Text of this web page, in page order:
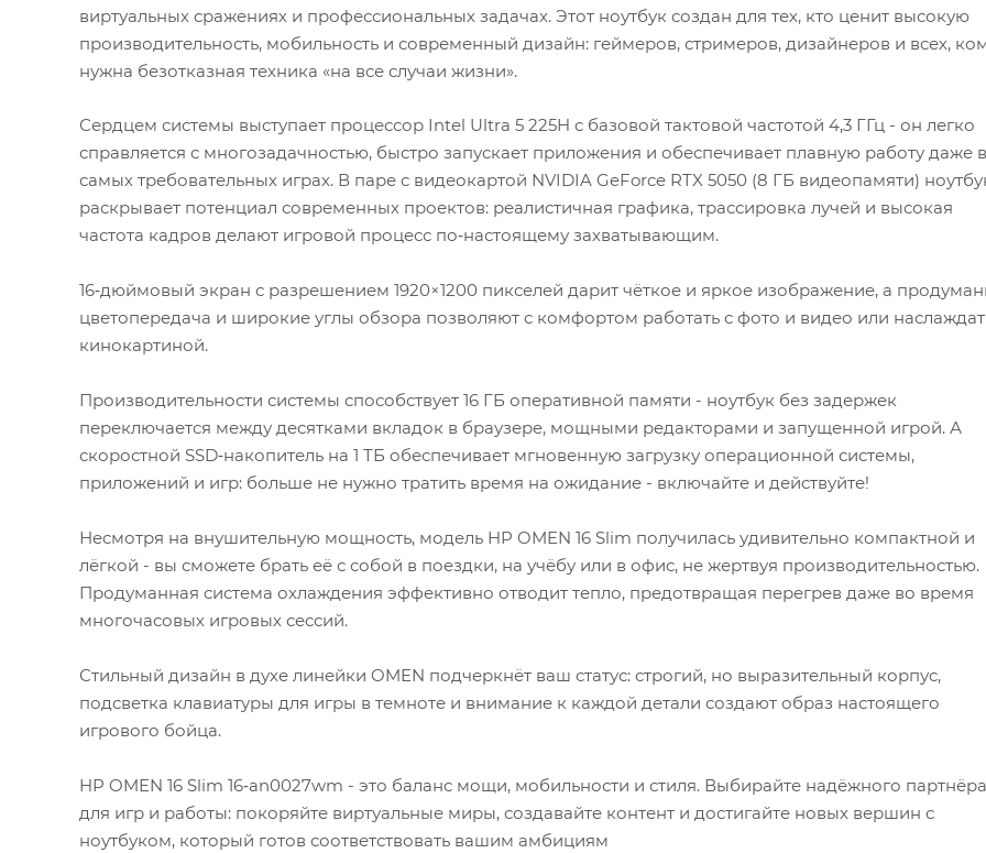
виртуальных сражениях и профессиональных задачах. Этот ноутбук создан для тех, кто ценит высокую
производительность, мобильность и современный дизайн: геймеров, стримеров, дизайнеров и всех,
нужна безотказная техника «на все случаи жизни».
Сердцем системы выступает процессор Intel Ultra 5 225H с базовой тактовой частотой 4,3 ГГц - он легко
справляется с многозадачностью, быстро запускает приложения и обеспечивает плавную работу даже в
самых требовательных играх. В паре с видеокартой NVIDIA GeForce RTX 5050 (8 ГБ видеопамяти)
раскрывает потенциал современных проектов: реалистичная графика, трассировка лучей и высокая
частота кадров делают игровой процесс по‑настоящему захватывающим.
16‑дюймовый экран с разрешением 1920×1200 пикселей дарит чёткое и яркое изображение, а
цветопередача и широкие углы обзора позволяют с комфортом работать с фото и видео или
кинокартиной.
Производительности системы способствует 16 ГБ оперативной памяти - ноутбук без задержек
переключается между десятками вкладок в браузере, мощными редакторами и запущенной игрой. А
скоростной SSD‑накопитель на 1 ТБ обеспечивает мгновенную загрузку операционной системы,
приложений и игр: больше не нужно тратить время на ожидание - включайте и действуйте!
Несмотря на внушительную мощность, модель HP OMEN 16 Slim получилась удивительно компактной и
лёгкой - вы сможете брать её с собой в поездки, на учёбу или в офис, не жертвуя производительностью.
Продуманная система охлаждения эффективно отводит тепло, предотвращая перегрев даже во время
многочасовых игровых сессий.
Стильный дизайн в духе линейки OMEN подчеркнёт ваш статус: строгий, но выразительный корпус,
подсветка клавиатуры для игры в темноте и внимание к каждой детали создают образ настоящего
игрового бойца.
HP OMEN 16 Slim 16‑an0027wm - это баланс мощи, мобильности и стиля. Выбирайте надёжного партнёра
для игр и работы: покоряйте виртуальные миры, создавайте контент и достигайте новых вершин с
ноутбуком, который готов соответствовать вашим амбициям